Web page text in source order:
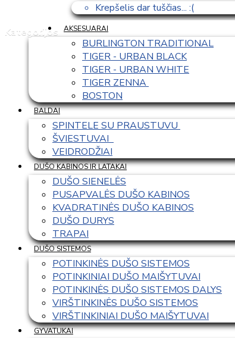
Krepšelis dar tuščias... :(
Kategorijos
AKSESUARAI
BURLINGTON TRADITIONAL
TIGER - URBAN BLACK
TIGER - URBAN WHITE
TIGER ZENNA
BOSTON
BALDAI
SPINTELE SU PRAUSTUVU
ŠVIESTUVAI
VEIDRODŽIAI
DUŠO KABINOS IR LATAKAI
DUŠO SIENELĖS
PUSAPVALĖS DUŠO KABINOS
KVADRATINĖS DUŠO KABINOS
DUŠO DURYS
TRAPAI
DUŠO SISTEMOS
POTINKINĖS DUŠO SISTEMOS
POTINKINIAI DUŠO MAIŠYTUVAI
POTINKINĖS DUŠO SISTEMOS DALYS
VIRŠTINKINĖS DUŠO SISTEMOS
VIRŠTINKINIAI DUŠO MAIŠYTUVAI
GYVATUKAI